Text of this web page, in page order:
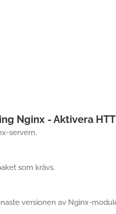
Nginx - Aktivera
servern.
som krävs.
versionen av Nginx-